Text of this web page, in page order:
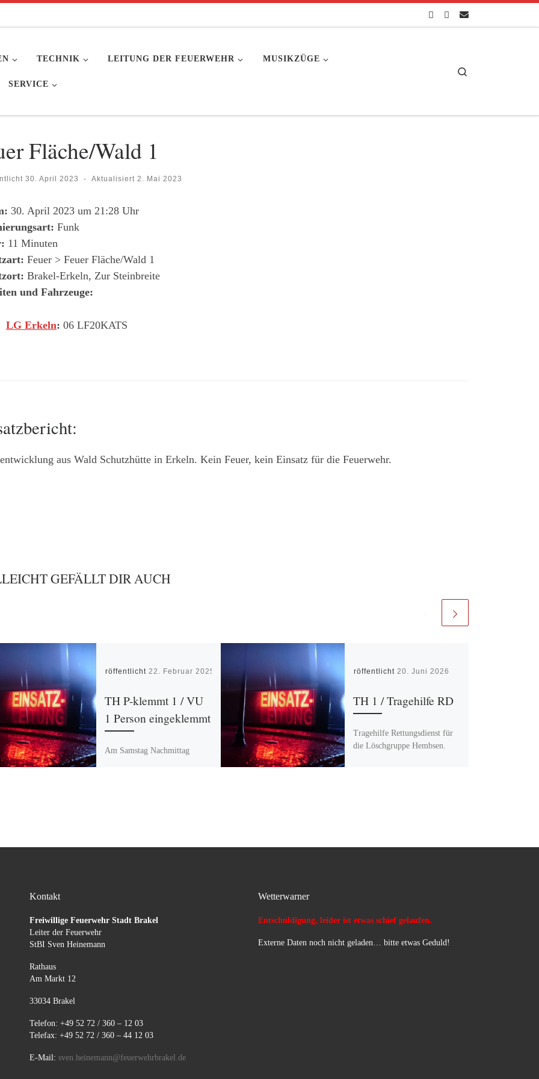
TECHNIK LEITUNG DER FEUERWEHR MUSIKZÜGE
SERVICE
Fläche/Wald 1
30. April 2023 - Aktualisiert 2. Mai 2023
30. April 2023 um 21:28 Uhr
Funk
11 Minuten
Feuer > Feuer Fläche/Wald 1
Brakel-Erkeln, Zur Steinbreite
und Fahrzeuge:
LG Erkeln: 06 LF20KATS
aus Wald Schutzhütte in Erkeln. Kein Feuer, kein Einsatz für die Feuerwehr.
GEFÄLLT DIR AUCH
Veröffentlicht22. Februar 2025
TH P-klemmt 1 / VU
1 Person eingeklemmt
Am Samstag Nachmittag
Veröffentlicht 20. Juni 2026
TH 1 / Tragehilfe RD
Tragehilfe Rettungsdienst für
die Löschgruppe Hembsen.
Kontakt
Freiwillige Feuerwehr Stadt Brakel
Leiter der Feuerwehr
StBI Sven Heinemann
Rathaus
Am Markt 12
33034 Brakel
Telefon: +49 52 72 / 360 – 12 03
Telefax: +49 52 72 / 360 – 44 12 03
E-Mail: sven.heinemann@feuerwehrbrakel.de
Wetterwarner
Entschuldigung, leider ist etwas schief gelaufen.
Externe Daten noch nicht geladen… bitte etwas Geduld!